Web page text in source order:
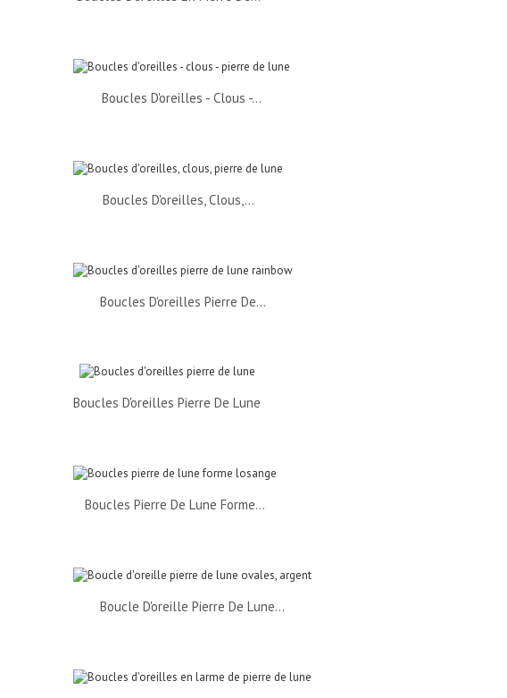
Boucles D'oreilles - Clous -...
Boucles D'oreilles, Clous,...
Boucles D'oreilles Pierre De...
Boucles D'oreilles Pierre De Lune
Boucles Pierre De Lune Forme...
Boucle D'oreille Pierre De Lune...